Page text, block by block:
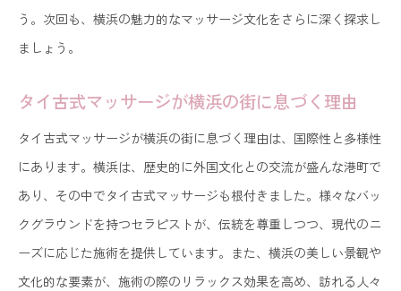
う。次回も、横浜の魅力的なマッサージ文化をさらに深く探求し
ましょう。
タイ古式マッサージが横浜の街に息づく理由
タイ古式マッサージが横浜の街に息づく理由は、国際性と多様性
にあります。横浜は、歴史的に外国文化との交流が盛んな港町で
あり、その中でタイ古式マッサージも根付きました。様々なバッ
クグラウンドを持つセラピストが、伝統を尊重しつつ、現代のニ
ーズに応じた施術を提供しています。また、横浜の美しい景観や
文化的な要素が、施術の際のリラックス効果を高め、訪れる人々